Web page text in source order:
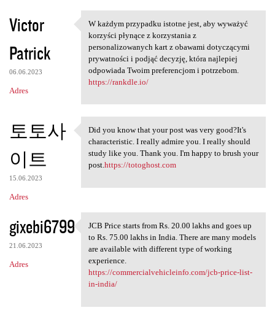
Victor
Patrick
06.06.2023
Adres
W każdym przypadku istotne
W każdym przypadku istotne jest, aby wyważyć
korzyści płynące z korzystania z
personalizowanych kart z obawami dotyczącymi
prywatności i podjąć decyzję, która najlepiej
odpowiada Twoim preferencjom i potrzebom.
https://rankdle.io/
토토사
이트
15.06.2023
Adres
Did you know that your post
Did you know that your post was very good?It's
characteristic. I really admire you. I really should
study like you. Thank you. I'm happy to brush your
post.https://totoghost.com
gixebi6799
21.06.2023
Adres
JCB Price starts from Rs. 20
JCB Price starts from Rs. 20.00 lakhs and goes up
to Rs. 75.00 lakhs in India. There are many models
are available with different type of working
experience.
https://commercialvehicleinfo.com/jcb-price-list-
in-india/